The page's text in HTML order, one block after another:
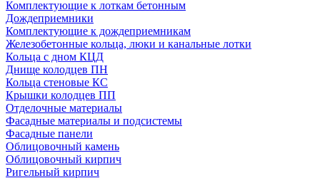
Комплектующие к лоткам бетонным
Дождеприемники
Комплектующие к дождеприемникам
Железобетонные кольца, люки и канальные лотки
Кольца с дном КЦД
Днище колодцев ПН
Кольца стеновые КС
Крышки колодцев ПП
Отделочные материалы
Фасадные материалы и подсистемы
Фасадные панели
Облицовочный камень
Облицовочный кирпич
Ригельный кирпич